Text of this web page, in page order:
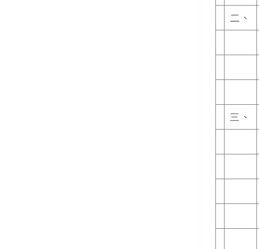
二、
三、